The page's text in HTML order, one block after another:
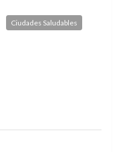
Ciudades Saludables